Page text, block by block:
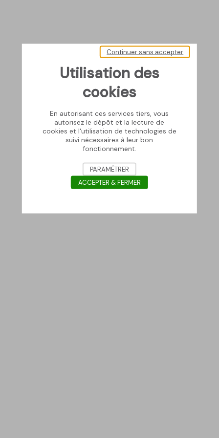
Utilisation des
cookies
En autorisant ces services tiers, vous
autorisez le dépôt et la lecture de
cookies et l'utilisation de technologies de
suivi nécessaires à leur bon
fonctionnement.
Continuer sans accepter
PARAMÉTRER
ACCEPTER & FERMER